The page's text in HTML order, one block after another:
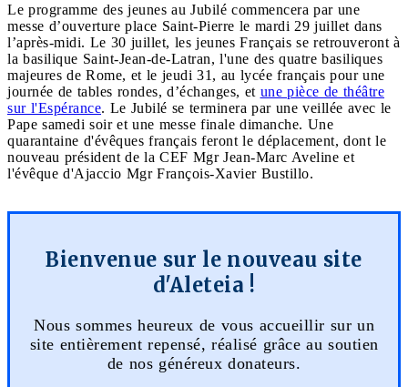
Le programme des jeunes au Jubilé commencera par une
messe d’ouverture place Saint-Pierre le mardi 29 juillet dans
l’après-midi. Le 30 juillet, les jeunes Français se retrouveront à
la basilique Saint-Jean-de-Latran, l'une des quatre basiliques
majeures de Rome, et le jeudi 31, au lycée français pour une
journée de tables rondes, d’échanges, et une pièce de théâtre
sur l'Espérance. Le Jubilé se terminera par une veillée avec le
Pape samedi soir et une messe finale dimanche. Une
quarantaine d'évêques français feront le déplacement, dont le
nouveau président de la CEF Mgr Jean-Marc Aveline et
l'évêque d'Ajaccio Mgr François-Xavier Bustillo.
Bienvenue sur le nouveau site
d'Aleteia !
Nous sommes heureux de vous accueillir sur un
site entièrement repensé, réalisé grâce au soutien
de nos généreux donateurs.